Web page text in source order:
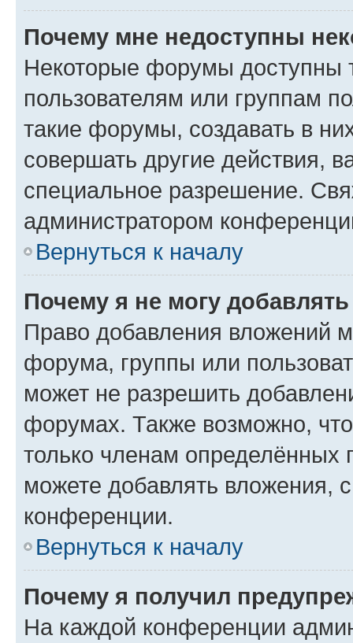
Почему мне недоступны
Некоторые форумы доступны
пользователям или группам
такие форумы, создавать в
совершать другие действия,
специальное разрешение.
администратором
Вернуться к началу
Почему я не могу
Право добавления вложений
форума, группы или
может не разрешить
форумах. Также возможно,
только членам определённых
можете добавлять вложения,
конференции.
Вернуться к началу
Почему я получил
На каждой конференции